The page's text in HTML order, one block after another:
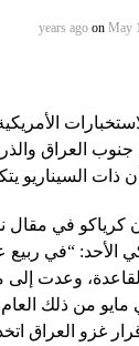
on May
العراق
ذات السيناريو
كرياكو في مقال
وعدت إلى
مايو من ذلك
غزو العراق